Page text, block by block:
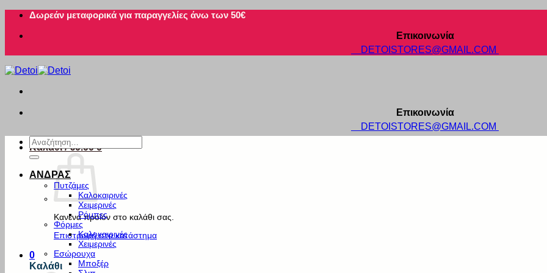
Μετάβαση
περιεχόμενο
Δωρεάν μεταφορικά για παραγγελίες άνω των 50€
Επικοινωνία
DETOISTORES@GMAIL.COM
Επικοινωνία
DETOISTORES@GMAIL.COM
Καλάθι /€0.00 0
Κανένα προϊόν στο καλάθι σας.
Επιστροφή στο κατάστημα
0
Καλάθι
Αναζήτηση
για:
ΑΝΔΡΑΣ
Πυτζάμες
Καλοκαιρινές
Χειμερινές
Ρόμπες
Φόρμες
Καλοκαιρινές
Χειμερινές
Εσώρουχα
Μποξέρ